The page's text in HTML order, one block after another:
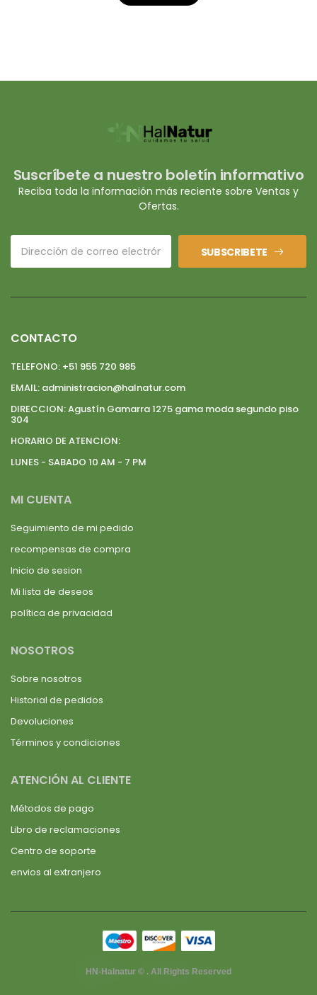
Suscríbete a nuestro boletín informativo
Reciba toda la información más reciente sobre Ventas y
Ofertas.
SUBSCRIBETE
CONTACTO
TELEFONO: +51 955 720 985
EMAIL: administracion@halnatur.com
DIRECCION:Agustín Gamarra 1275 gama moda segundo piso
304
HORARIO DE ATENCION:
LUNES - SABADO 10 AM - 7 PM
MI CUENTA
Seguimiento de mi pedido
recompensas de compra
Inicio de sesion
Mi lista de deseos
política de privacidad
NOSOTROS
Sobre nosotros
Historial de pedidos
Devoluciones
Términos y condiciones
ATENCIÓN AL CLIENTE
Métodos de pago
Libro de reclamaciones
Centro de soporte
envios al extranjero
HN-Halnatur © . All Rights Reserved